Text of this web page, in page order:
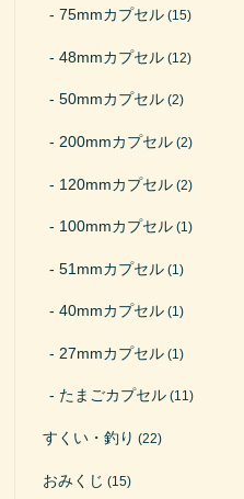
75mmカプセル (15)
48mmカプセル (12)
50mmカプセル (2)
200mmカプセル (2)
120mmカプセル (2)
100mmカプセル (1)
51mmカプセル (1)
40mmカプセル (1)
27mmカプセル (1)
たまごカプセル (11)
すくい・釣り (22)
おみくじ (15)